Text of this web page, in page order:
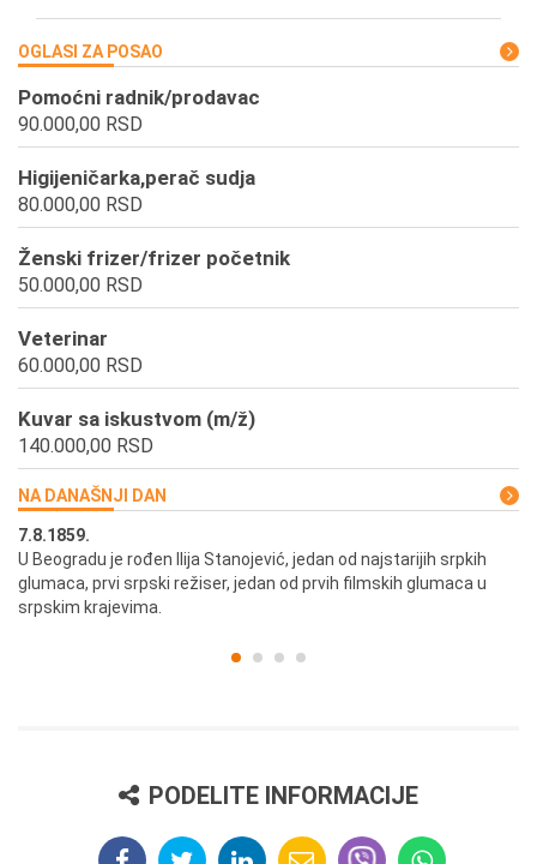
OGLASI ZA POSAO
Pomoćni radnik/prodavac
90.000,00 RSD
Higijeničarka,perač sudja
80.000,00 RSD
Ženski frizer/frizer početnik
50.000,00 RSD
Veterinar
60.000,00 RSD
Kuvar sa iskustvom (m/ž)
140.000,00 RSD
NA DANAŠNJI DAN
7.8.1859.
U Beogradu je rođen Ilija Stanojević, jedan od najstarijih srpkih
glumaca, prvi srpski režiser, jedan od prvih filmskih glumaca u
srpskim krajevima.
PODELITE INFORMACIJE